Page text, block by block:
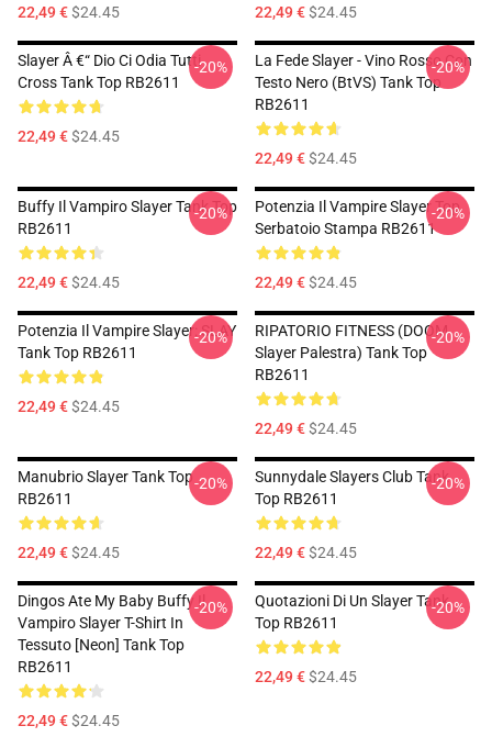
22,49 €$24.45 22,49 €$24.45
Slayer Â €“ Dio Ci Odia Tutti
Cross Tank Top RB2611
22,49 €$24.45
-20%
La Fede Slayer - Vino Rosso Con
Testo Nero (BtVS) Tank Top
RB2611
22,49 €$24.45
-20%
Buffy Il Vampiro Slayer Tank Top
RB2611
22,49 €$24.45
-20%
Potenzia Il Vampire Slayer Top
Serbatoio Stampa RB2611
22,49 €$24.45
-20%
Potenzia Il Vampire Slayer: SLAY
Tank Top RB2611
22,49 €$24.45
-20%
RIPATORIO FITNESS (DOOM
Slayer Palestra) Tank Top
RB2611
22,49 €$24.45
-20%
Manubrio Slayer Tank Top
RB2611
22,49 €$24.45
-20%
Sunnydale Slayers Club Tank
Top RB2611
22,49 €$24.45
-20%
Dingos Ate My Baby Buffy Il
Vampiro Slayer T-Shirt In
Tessuto [Neon] Tank Top
RB2611
22,49 €$24.45
-20%
Quotazioni Di Un Slayer Tank
Top RB2611
22,49 €$24.45
-20%